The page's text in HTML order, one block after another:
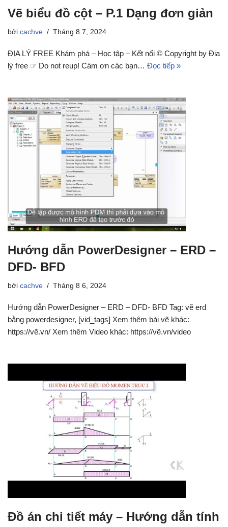
Vẽ biểu đồ cột – P.1 Dạng đơn giản
bởi cachve Tháng 8 7, 2024
ĐỊA LÝ FREE Khám phá – Học tập – Kết nối © Copyright by Địa
lý free ☞ Do not reup! Cám ơn các bạn… Đọc tiếp »
Hướng dẫn PowerDesigner – ERD –
DFD- BFD
bởi cachve Tháng 8 6, 2024
Hướng dẫn PowerDesigner – ERD – DFD- BFD Tag: vẽ erd
bằng powerdesigner, [vid_tags] Xem thêm bài vẽ khác:
https://vẽ.vn/ Xem thêm Video khác: https://vẽ.vn/video
Đồ án chi tiết máy – Hướng dẫn tính